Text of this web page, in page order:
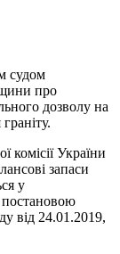
судом
про
дозволу на
комісії України
запаси
у
від 24.01.2019,